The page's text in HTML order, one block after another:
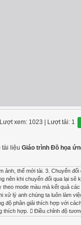
Lượt xem: 1023 | Lượt tải: 1
tài liệu Giáo trình Đồ họa
có thể dùng 3 tam giác Trắng, Đen và Xám dưới lệnh Level để điều chỉnh trung điểm và nơi nào có những điểm tối nhất và sáng nhất để mở rộng tông màu 9. Saturation là độ mạnh hoặc tình thuần khiết của một tấm hình. Bạn có thể tăng Saturation ở một vùng nhất định của một tấm hình bằng công cụ Sponge 10. Filter USM điều chỉnh độ tương phản chi tiết của những đương viền và tạo một cảm giác tập trung cho bức hình. 75 Bài 7. Các kỹ thuật nâng cao Mục tiêu:  Biết các kỹ thuật mặt nạ trong Photoshop;  Sử dụng được các lớp có sẵn, lớp điều chỉnh;  Tạo và sử dụng mặt nạ thành thạo;  Có được tính sáng tạo, thẩm mỹ. 7.1. Layer Style Layer Styles là hiệu ứng đặc biệt mà ta có thể nhanh chóng và dễ dàng áp dụng vào những layer riêng biệt trong Photoshop để có thể thay đổi sự xuất hiện của 1 thứ gì đó trong một thời gian rất ngắn. Chúng có thể được cài sẵn, tùy chỉnh, hoặc được lưu và dùng nó sau. SỬ DỤNG LAYER STYLES CÓ SẴN Hình 7.1 Áp dụng mẫu tô có sẵn bằng bảng Style Photoshop có 1 bộ Layer Style có sẳn với một số lượng lớn, tất cả đều được sử dụng thông qua Style Palette ( Window > Styles ). Để sử dụng Layer Style, chọn một Layer mà bạn muốn từ Layers Palette, sau đó chọn Layer Style mà bạn muốn dùng . Hình 7.2 Áp dụng mẫu tô có sẵn cho chữ Sau khi áp dụng một Layer Style , hiệu ứng trong layer có thể thấy được, chỉnh sửa , vô hiệu hóa hoặc tái kích hoạt nó từ Layers Palette . Layers với hiệu ứng đã được áp dụng thì sẽ hiện lên hình vòng tròn với chữ ‘f’. Để mở rộng hoặc chỉnh sửa hiệu ứng đã được áp dụng, click muỗi tên bên phải cái biểu tượng chữ ‘f’ Bạn có thể nhanh chóng vô hiệu hóa layers bằng cách bấm vào hình